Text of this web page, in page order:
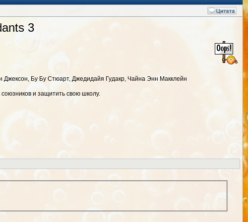
3
Бу Бу Стюарт, Джедидайя Гудакр, Чайна Энн Макклейн
и защитить свою школу.